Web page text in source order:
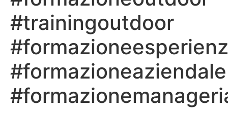
#trainingoutdoor
#formazioneaziendale